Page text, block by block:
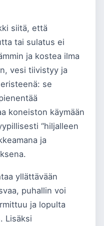
siitä, että
tai sulatus ei
ja kostea ilma
vesi tiivistyy ja
se
koneiston käymään
“hiljalleen
ja
yllättävään
puhallin voi
ja lopulta
Lisäksi